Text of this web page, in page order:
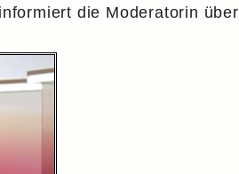
die Moderatorin